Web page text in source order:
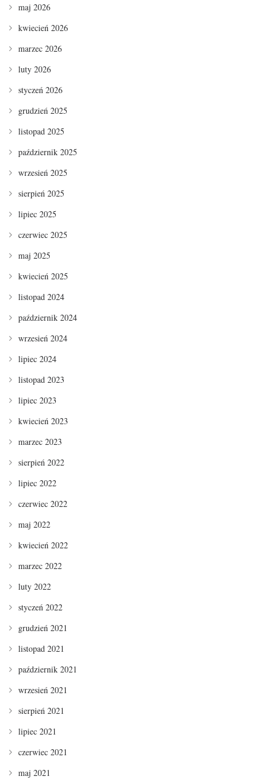
maj 2026
kwiecień 2026
marzec 2026
luty 2026
styczeń 2026
grudzień 2025
listopad 2025
październik 2025
wrzesień 2025
sierpień 2025
lipiec 2025
czerwiec 2025
maj 2025
kwiecień 2025
listopad 2024
październik 2024
wrzesień 2024
lipiec 2024
listopad 2023
lipiec 2023
kwiecień 2023
marzec 2023
sierpień 2022
lipiec 2022
czerwiec 2022
maj 2022
kwiecień 2022
marzec 2022
luty 2022
styczeń 2022
grudzień 2021
listopad 2021
październik 2021
wrzesień 2021
sierpień 2021
lipiec 2021
czerwiec 2021
maj 2021